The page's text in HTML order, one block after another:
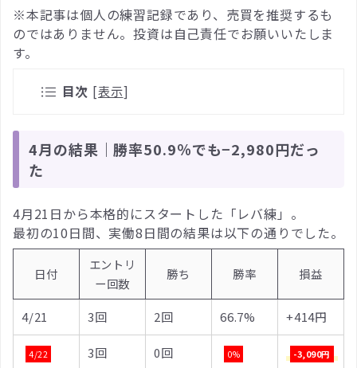
※本記事は個人の練習記録であり、売買を推奨するも
のではありません。投資は自己責任でお願いいたしま
す。
目次 [表示]
4月の結果｜勝率50.9％でも−2,980円だっ
た
4月21日から本格的にスタートした「レバ練」。
最初の10日間、実働8日間の結果は以下の通りでした。
日付
エントリ
ー回数
勝ち 勝率 損益
4/21 3回 2回 66.7% +414円
4/22 3回 0回 0% -3,090円